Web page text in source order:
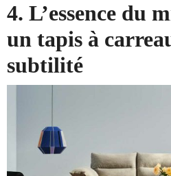
4. L’essence du
un tapis à
subtilité